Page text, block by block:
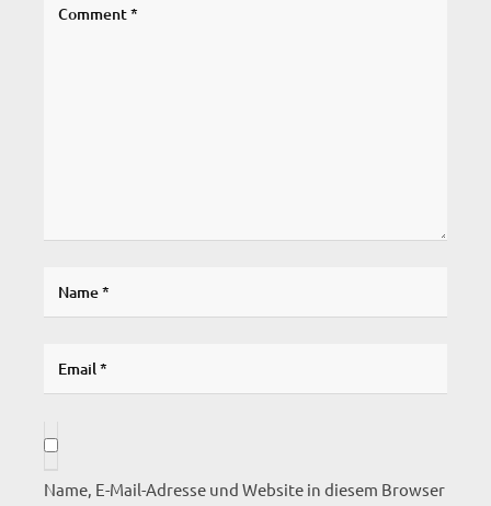
Name, E-Mail-Adresse und Website in diesem Browser